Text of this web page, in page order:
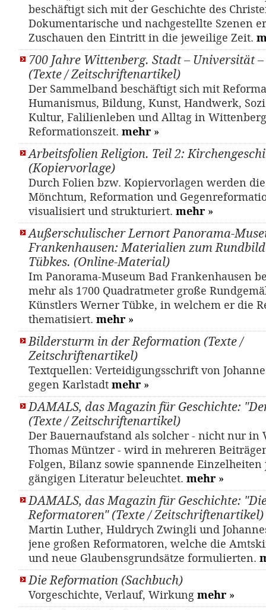
beschäftigt sich mit der Geschichte des
Dokumentarische und nachgestellte Szenen
Zuschauen den Eintritt in die jeweilige Zeit.
700 Jahre Wittenberg. Stadt – Universität
(Texte / Zeitschriftenartikel)
Der Sammelband beschäftigt sich mit
Humanismus, Bildung, Kunst, Handwerk,
Kultur, Falilienleben und Alltag in
Reformationszeit. mehr »
Arbeitsfolien Religion. Teil 2:
(Kopiervorlage)
Durch Folien bzw. Kopiervorlagen werden
Mönchtum, Reformation und
visualisiert und strukturiert. mehr »
Außerschulischer Lernort Panorama-
Frankenhausen: Materialien zum
Tübkes. (Online-Material)
Im Panorama-Museum Bad Frankenhausen
mehr als 1700 Quadratmeter große
Künstlers Werner Tübke, in welchem er die
thematisiert. mehr »
Bildersturm in der Reformation (Texte /
Zeitschriftenartikel)
Textquellen: Verteidigungsschrift von
gegen Karlstadt mehr »
DAMALS, das Magazin für Geschichte:
(Texte / Zeitschriftenartikel)
Der Bauernaufstand als solcher - nicht nur in
Thomas Müntzer - wird in mehreren
Folgen, Bilanz sowie spannende Einzelheiten
gängigen Literatur beleuchtet. mehr »
DAMALS, das Magazin für Geschichte:
Reformatoren" (Texte / Zeitschriftenartikel)
Mar­tin Lu­ther, Huld­rych Zwing­li und
jene großen Reformatoren, welche die
und neue Glaubensgrundsätze formulierten.
Die Reformation (Sachbuch)
Vorgeschichte, Verlauf, Wirkung mehr »